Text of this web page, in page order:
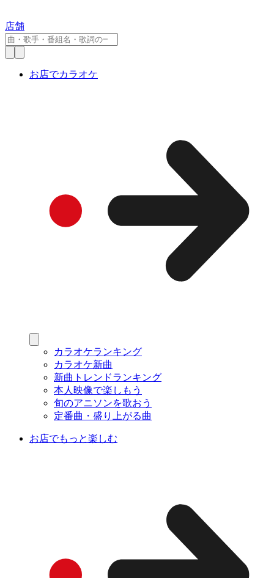
店舗
お店でカラオケ
カラオケランキング
カラオケ新曲
新曲トレンドランキング
本人映像で楽しもう
旬のアニソンを歌おう
定番曲・盛り上がる曲
お店でもっと楽しむ